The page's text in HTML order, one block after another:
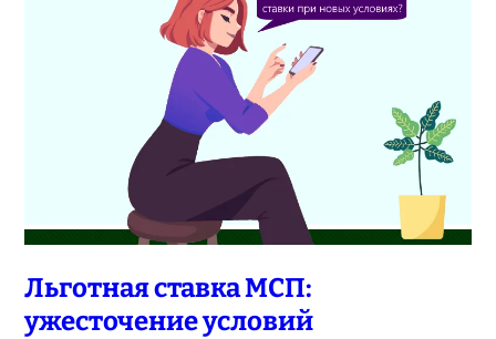
Льготная ставка МСП:
ужесточение условий